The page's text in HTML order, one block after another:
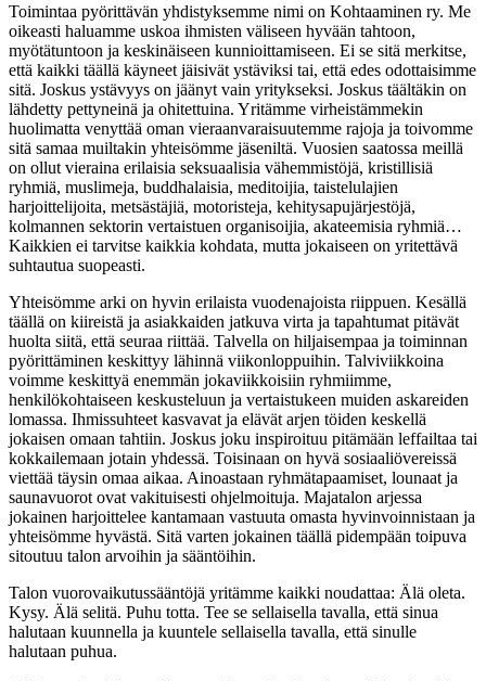
Toimintaa pyörittävän yhdistyksemme nimi on Kohtaaminen ry. Me
oikeasti haluamme uskoa ihmisten väliseen hyvään tahtoon,
myötätuntoon ja keskinäiseen kunnioittamiseen. Ei se sitä merkitse,
että kaikki täällä käyneet jäisivät ystäviksi tai, että edes odottaisimme
sitä. Joskus ystävyys on jäänyt vain yritykseksi. Joskus täältäkin on
lähdetty pettyneinä ja ohitettuina. Yritämme virheistämmekin
huolimatta venyttää oman vieraanvaraisuutemme rajoja ja toivomme
sitä samaa muiltakin yhteisömme jäseniltä. Vuosien saatossa meillä
on ollut vieraina erilaisia seksuaalisia vähemmistöjä, kristillisiä
ryhmiä, muslimeja, buddhalaisia, meditoijia, taistelulajien
harjoittelijoita, metsästäjiä, motoristeja, kehitysapujärjestöjä,
kolmannen sektorin vertaistuen organisoijia, akateemisia ryhmiä…
Kaikkien ei tarvitse kaikkia kohdata, mutta jokaiseen on yritettävä
suhtautua suopeasti.
Yhteisömme arki on hyvin erilaista vuodenajoista riippuen. Kesällä
täällä on kiireistä ja asiakkaiden jatkuva virta ja tapahtumat pitävät
huolta siitä, että seuraa riittää. Talvella on hiljaisempaa ja toiminnan
pyörittäminen keskittyy lähinnä viikonloppuihin. Talviviikkoina
voimme keskittyä enemmän jokaviikkoisiin ryhmiimme,
henkilökohtaiseen keskusteluun ja vertaistukeen muiden askareiden
lomassa. Ihmissuhteet kasvavat ja elävät arjen töiden keskellä
jokaisen omaan tahtiin. Joskus joku inspiroituu pitämään leffailtaa tai
kokkailemaan jotain yhdessä. Toisinaan on hyvä sosiaaliövereissä
viettää täysin omaa aikaa. Ainoastaan ryhmätapaamiset, lounaat ja
saunavuorot ovat vakituisesti ohjelmoituja. Majatalon arjessa
jokainen harjoittelee kantamaan vastuuta omasta hyvinvoinnistaan ja
yhteisömme hyvästä. Sitä varten jokainen täällä pidempään toipuva
sitoutuu talon arvoihin ja sääntöihin.
Talon vuorovaikutussääntöjä yritämme kaikki noudattaa: Älä oleta.
Kysy. Älä selitä. Puhu totta. Tee se sellaisella tavalla, että sinua
halutaan kuunnella ja kuuntele sellaisella tavalla, että sinulle
halutaan puhua.